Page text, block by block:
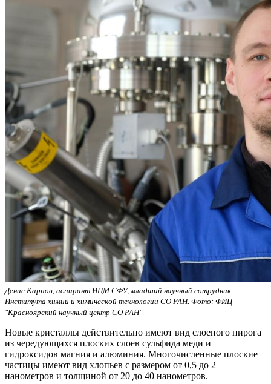
Денис Карпов, аспирант ИЦМ СФУ, младший научный сотрудник
Института химии и химической технологии СО РАН. Фото: ФИЦ
"Красноярский научный центр СО РАН"
Новые кристаллы действительно имеют вид слоеного пирога
из чередующихся плоских слоев сульфида меди и
гидроксидов магния и алюминия. Многочисленные плоские
частицы имеют вид хлопьев с размером от 0,5 до 2
нанометров и толщиной от 20 до 40 нанометров.